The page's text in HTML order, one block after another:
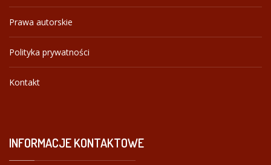
Prawa autorskie
Polityka prywatności
Kontakt
INFORMACJEKONTAKTOWE